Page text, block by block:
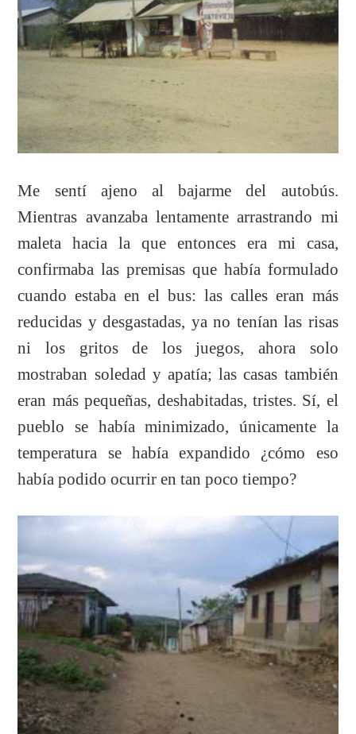
Me sentí ajeno al bajarme del autobús.
Mientras avanzaba lentamente arrastrando mi
maleta hacia la que entonces era mi casa,
confirmaba las premisas que había formulado
cuando estaba en el bus: las calles eran más
reducidas y desgastadas, ya no tenían las risas
ni los gritos de los juegos, ahora solo
mostraban soledad y apatía; las casas también
eran más pequeñas, deshabitadas, tristes. Sí, el
pueblo se había minimizado, únicamente la
temperatura se había expandido ¿cómo eso
había podido ocurrir en tan poco tiempo?